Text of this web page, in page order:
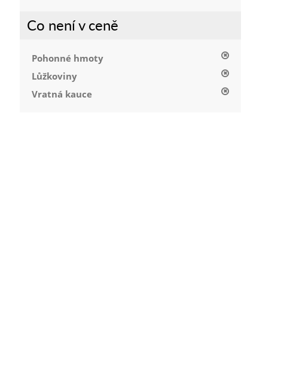
Co není v ceně
Pohonné hmoty
Lůžkoviny
Vratná kauce